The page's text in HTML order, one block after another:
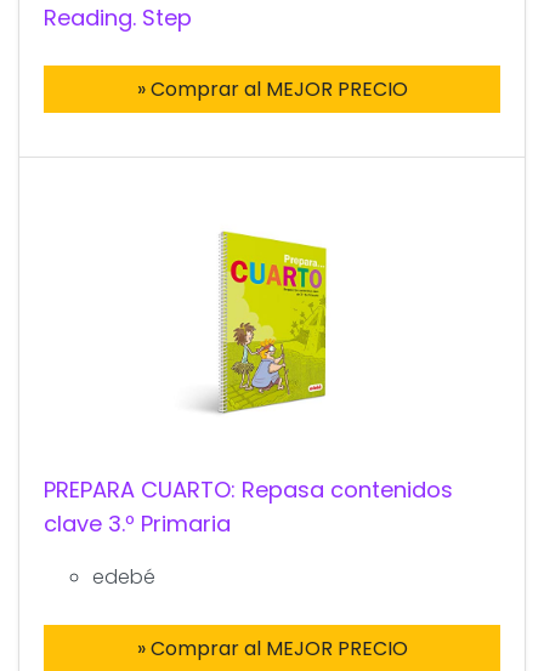
Reading. Step
» Comprar al MEJOR PRECIO
PREPARA CUARTO: Repasa contenidos
clave 3.º Primaria
edebé
» Comprar al MEJOR PRECIO